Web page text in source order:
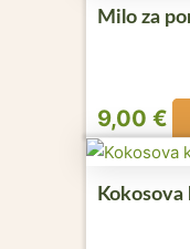
Milo za
9,00€